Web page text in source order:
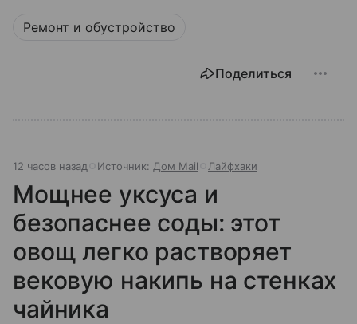
Ремонт и обустройство
Поделиться
12 часов назад Источник: Дом Mail Лайфхаки
Мощнее уксуса и
безопаснее соды: этот
овощ легко растворяет
вековую накипь на стенках
чайника